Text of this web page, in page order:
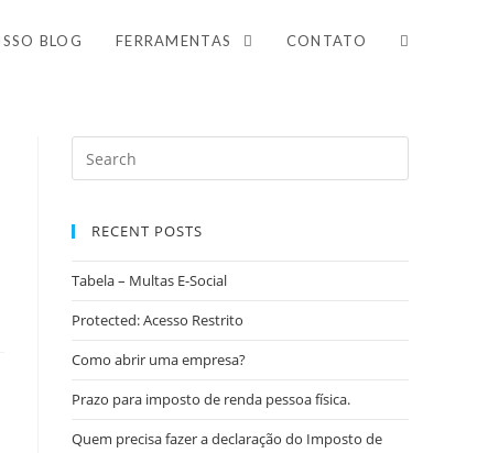
BLOG FERRAMENTAS CONTATO
RECENT POSTS
Tabela – Multas E-Social
Protected: Acesso Restrito
Como abrir uma empresa?
Prazo para imposto de renda pessoa física.
Quem precisa fazer a declaração do Imposto de